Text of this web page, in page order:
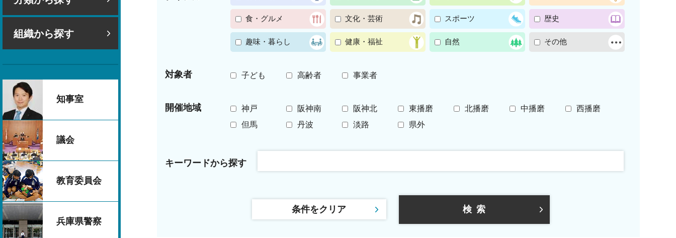
組織から探す
知事室
議会
教育委員会
兵庫県警察
食・グルメ 文化・芸術 スポーツ 歴史
趣味・暮らし 健康・福祉 自然 その他
対象者 子ども 高齢者 事業者
開催地域 神戸 阪神南 阪神北 東播磨 北播磨 中播磨
西播磨
但馬
丹波 淡路 県外
キーワードから探す
条件をクリア